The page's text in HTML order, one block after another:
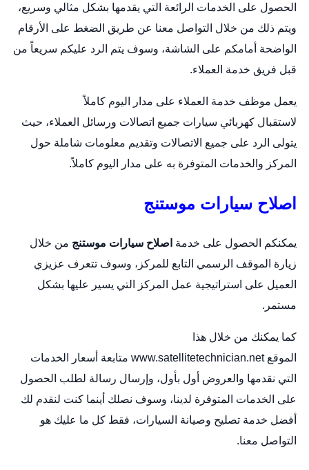
الحصول على الخدمات الرائعة التي يقدمها بشكل مثالي وسريع،
ويتم ذلك من خلال التواصل معنا عن طريق الضغط على الأرقام
الواضحة أمامكم على الشاشة، وسوف يتم الرد عليكم سريعاً من
قبل فريق خدمة العملاء.
يعمل موظف خدمة العملاء على مدار اليوم كاملاً
لاستقبال كهربائي سيارات جميع اتصالات ورسائل العملاء، حيث
يتولى الرد على جميع الاتصالات وتقديم معلومات شاملة حول
المركز والخدمات المتوفرة به على مدار اليوم كاملاً.
اصلاح سيارات موستنج
يمكنكم الحصول على خدمة اصلاح سيارات موستنج من خلال
زيارة الموقف الرسمي التابع للمركز، وسوف تتعرف عزيزي
العميل على استراتيجية عمل المركز التي يسير عليها بشكل
مستمر.
كما يمكنك من خلال هذا
الموقعwww.satellitetechnician.netمتابعة أسعار الخدمات
التي نقدمها والعروض أول بأول، وإرسال رسالة لطلب الحصول
على الخدمات المتوفرة لدينا، وسوف نصلك أينما كنت لنقدم لك
أفضل خدمة تصليح وصيانة السيارات، فقط كل ما عليك هو
التواصل معنا.